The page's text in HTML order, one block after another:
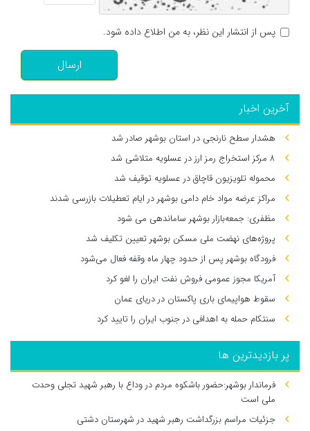
پس از انتشار این نظر، به من اطلاع داده شود.
ارسال
آخرین اخبار
هشدار سطح نارنجی در استان بوشهر صادر شد
۸ مرکز استخراج رمز ارز در عسلویه متلاشی شد
محموله تلویزیون قاچاق در عسلویه توقیف شد
مراکز عرضه مواد خام دامی بوشهر در ایام تعطیلات بازرسی شدند
مظفری: جمعه‌بازار بوشهر ساماندهی می‌ شود
پروژه‌های نهضت ملی مسکن بوشهر تعیین تکلیف شد
فرودگاه بوشهر پس از حدود چهار ماه وقفه فعال می‌شود
آمریکا مجوز عمومی فروش نفت ایران را لغو کرد
سقوط هواپیمای باری پاکستان در دریای عمان
سنتکام حمله به اهدافی در جنوب ایران را تایید کرد
پر بازدیدترین ها
فرماندار بوشهر:حضور باشکوه مردم در وداع با رهبر شهید تجلی وحدت
ملی است
جزئیات مراسم بزرگداشت رهبر شهید در شهرستان دشتی